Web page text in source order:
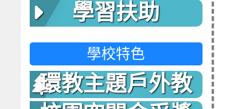
學習扶助
學校特色
環教主題戶外教